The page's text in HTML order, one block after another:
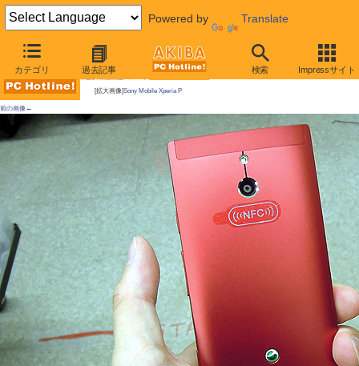
Powered by Translate
カテゴリ 過去記事 検索 Impressサイト
AKIBA PC Hotline!
[拡大画像]Sony Mobile Xperia P
前の画像←